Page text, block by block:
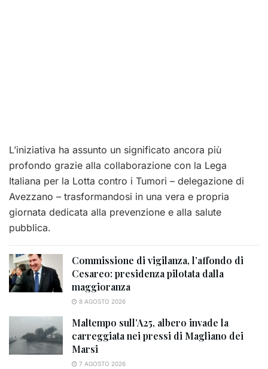
L’iniziativa ha assunto un significato ancora più
profondo grazie alla collaborazione con la Lega
Italiana per la Lotta contro i Tumori – delegazione di
Avezzano – trasformandosi in una vera e propria
giornata dedicata alla prevenzione e alla salute
pubblica.
Commissione di vigilanza, l’affondo di
Cesareo: presidenza pilotata dalla
maggioranza
8 AGOSTO 2026
Maltempo sull’A25, albero invade la
carreggiata nei pressi di Magliano dei
Marsi
7 AGOSTO 2026